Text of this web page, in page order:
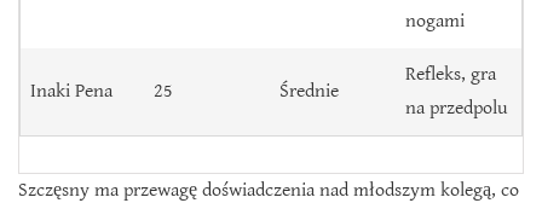
nogami
Inaki Pena 25 Średnie
Refleks, gra
na przedpolu
Szczęsny ma przewagę doświadczenia nad młodszym kolegą, co